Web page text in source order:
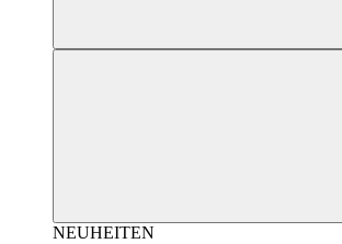
NEUHEITEN